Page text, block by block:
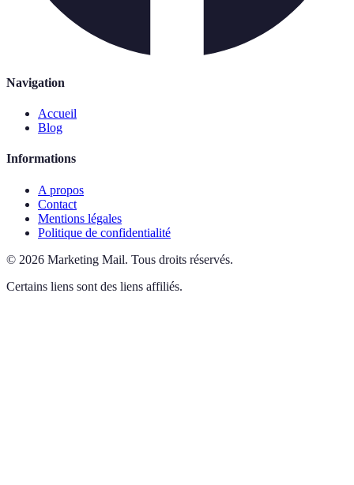
Navigation
Accueil
Blog
Informations
A propos
Contact
Mentions légales
Politique de confidentialité
© 2026 Marketing Mail. Tous droits réservés.
Certains liens sont des liens affiliés.